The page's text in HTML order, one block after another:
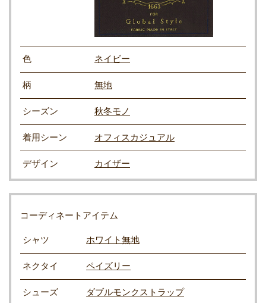
色 ネイビー
柄 無地
シーズン 秋冬モノ
着用シーン オフィスカジュアル
デザイン カイザー
コーディネートアイテム
シャツ ホワイト無地
ネクタイ ペイズリー
シューズ ダブルモンクストラップ